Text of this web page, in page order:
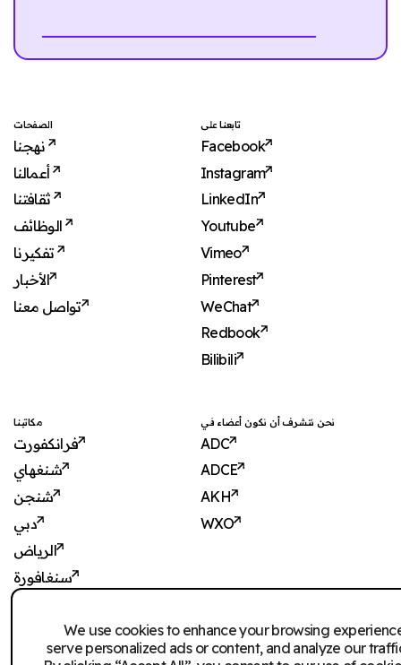
We use cookies to enhance your browsing
serve personalized ads or content, and analyze our
الصفحات
نهجنا
أعمالنا
الأخبار
تواصل معنا
تابعنا على
Facebook
Instagram
LinkedIn
Youtube
Vimeo
Pinterest
WeChat
Redbook
Bilibili
مكاتبنا
فرانكفورت
شنغهاي
شنجن
دبي
الرياض
سنغافورة
Imagination Shenzhen
نحن نتشرف أن نكون أعضاء في
ADC
ADCE
AKH
WXO